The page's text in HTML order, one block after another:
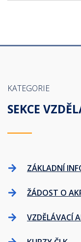
KATEGORIE
SEKCE
ZÁKLADNÍ
ŽÁDOST O
VZDĚLÁVACÍ